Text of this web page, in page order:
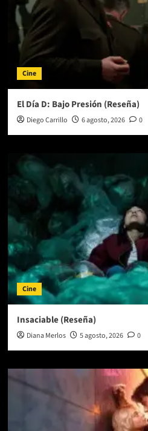
Cine
El Día D: Bajo Presión (Reseña)
Diego Carrillo 6 agosto, 2026 0
Cine
Insaciable (Reseña)
Diana Merlos 5 agosto, 2026 0